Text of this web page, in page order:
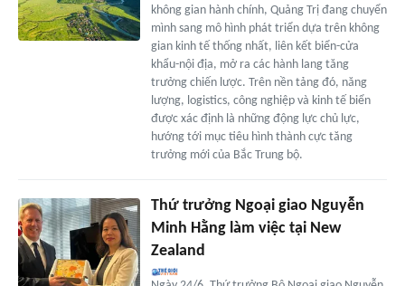
không gian hành chính, Quảng Trị đang chuyển
mình sang mô hình phát triển dựa trên không
gian kinh tế thống nhất, liên kết biển-cửa
khẩu-nội địa, mở ra các hành lang tăng
trưởng chiến lược. Trên nền tảng đó, năng
lượng, logistics, công nghiệp và kinh tế biển
được xác định là những động lực chủ lực,
hướng tới mục tiêu hình thành cực tăng
trưởng mới của Bắc Trung bộ.
Thứ trưởng Ngoại giao Nguyễn
Minh Hằng làm việc tại New
Zealand